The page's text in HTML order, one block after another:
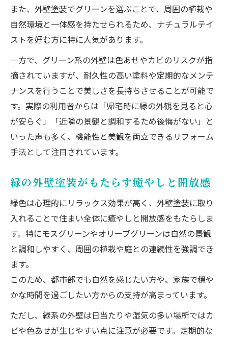
また、外壁塗装でグリーンを選ぶことで、周囲の植栽や
自然環境と一体感を持たせられるため、ナチュラルテイ
ストを好む方に特に人気があります。
一方で、グリーン系の外壁は色あせやカビのリスクが指
摘されていますが、耐久性の高い塗料や定期的なメンテ
ナンスを行うことで美しさを長持ちさせることが可能で
す。実際の利用者からは「帰宅時に緑の外観を見ると心
が安らぐ」「近隣の景観と調和するため後悔がない」と
いった声も多く、機能性と美観を両立できるリフォーム
手法として注目されています。
緑の外壁塗装がもたらす癒やしと開放感
緑色は心理的にリラックス効果が高く、外壁塗装に取り
入れることで住まい全体に癒やしと開放感をもたらしま
す。特にモスグリーンやオリーブグリーンは自然の景観
と調和しやすく、周囲の植栽や庭との連続性を強調でき
ます。
このため、都市部でも自然を感じたい方や、家族で穏や
かな時間を過ごしたい方からの支持が高まっています。
ただし、緑系の外壁は日当たりや湿気の多い場所ではカ
ビや色あせが生じやすい点に注意が必要です。定期的な